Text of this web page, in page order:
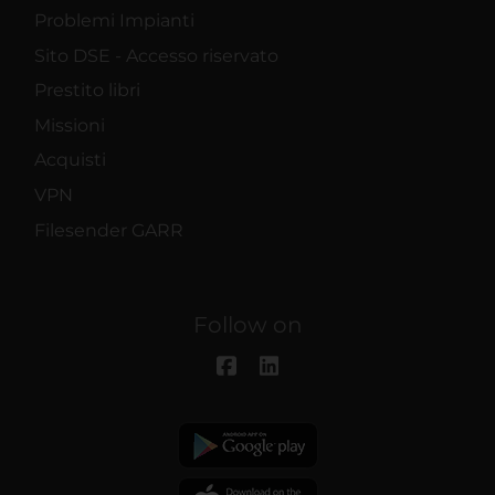
Problemi Impianti
Sito DSE - Accesso riservato
Prestito libri
Missioni
Acquisti
VPN
Filesender GARR
Follow on